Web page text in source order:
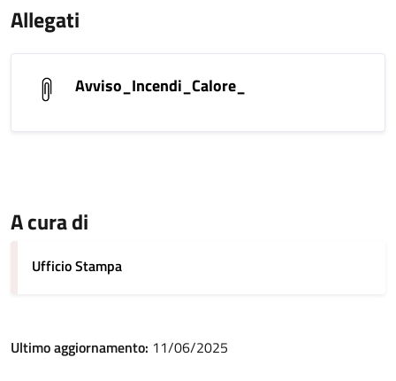
Allegati
Avviso_Incendi_Calore_
A cura di
Ufficio Stampa
Ultimo aggiornamento: 11/06/2025